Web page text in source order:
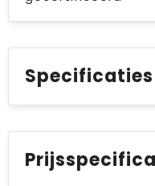
Specificaties